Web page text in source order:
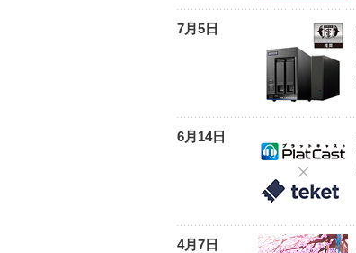
7月5日
6月14日
4月7日